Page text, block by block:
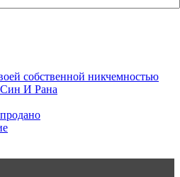
собственной никчемностью
И Рана